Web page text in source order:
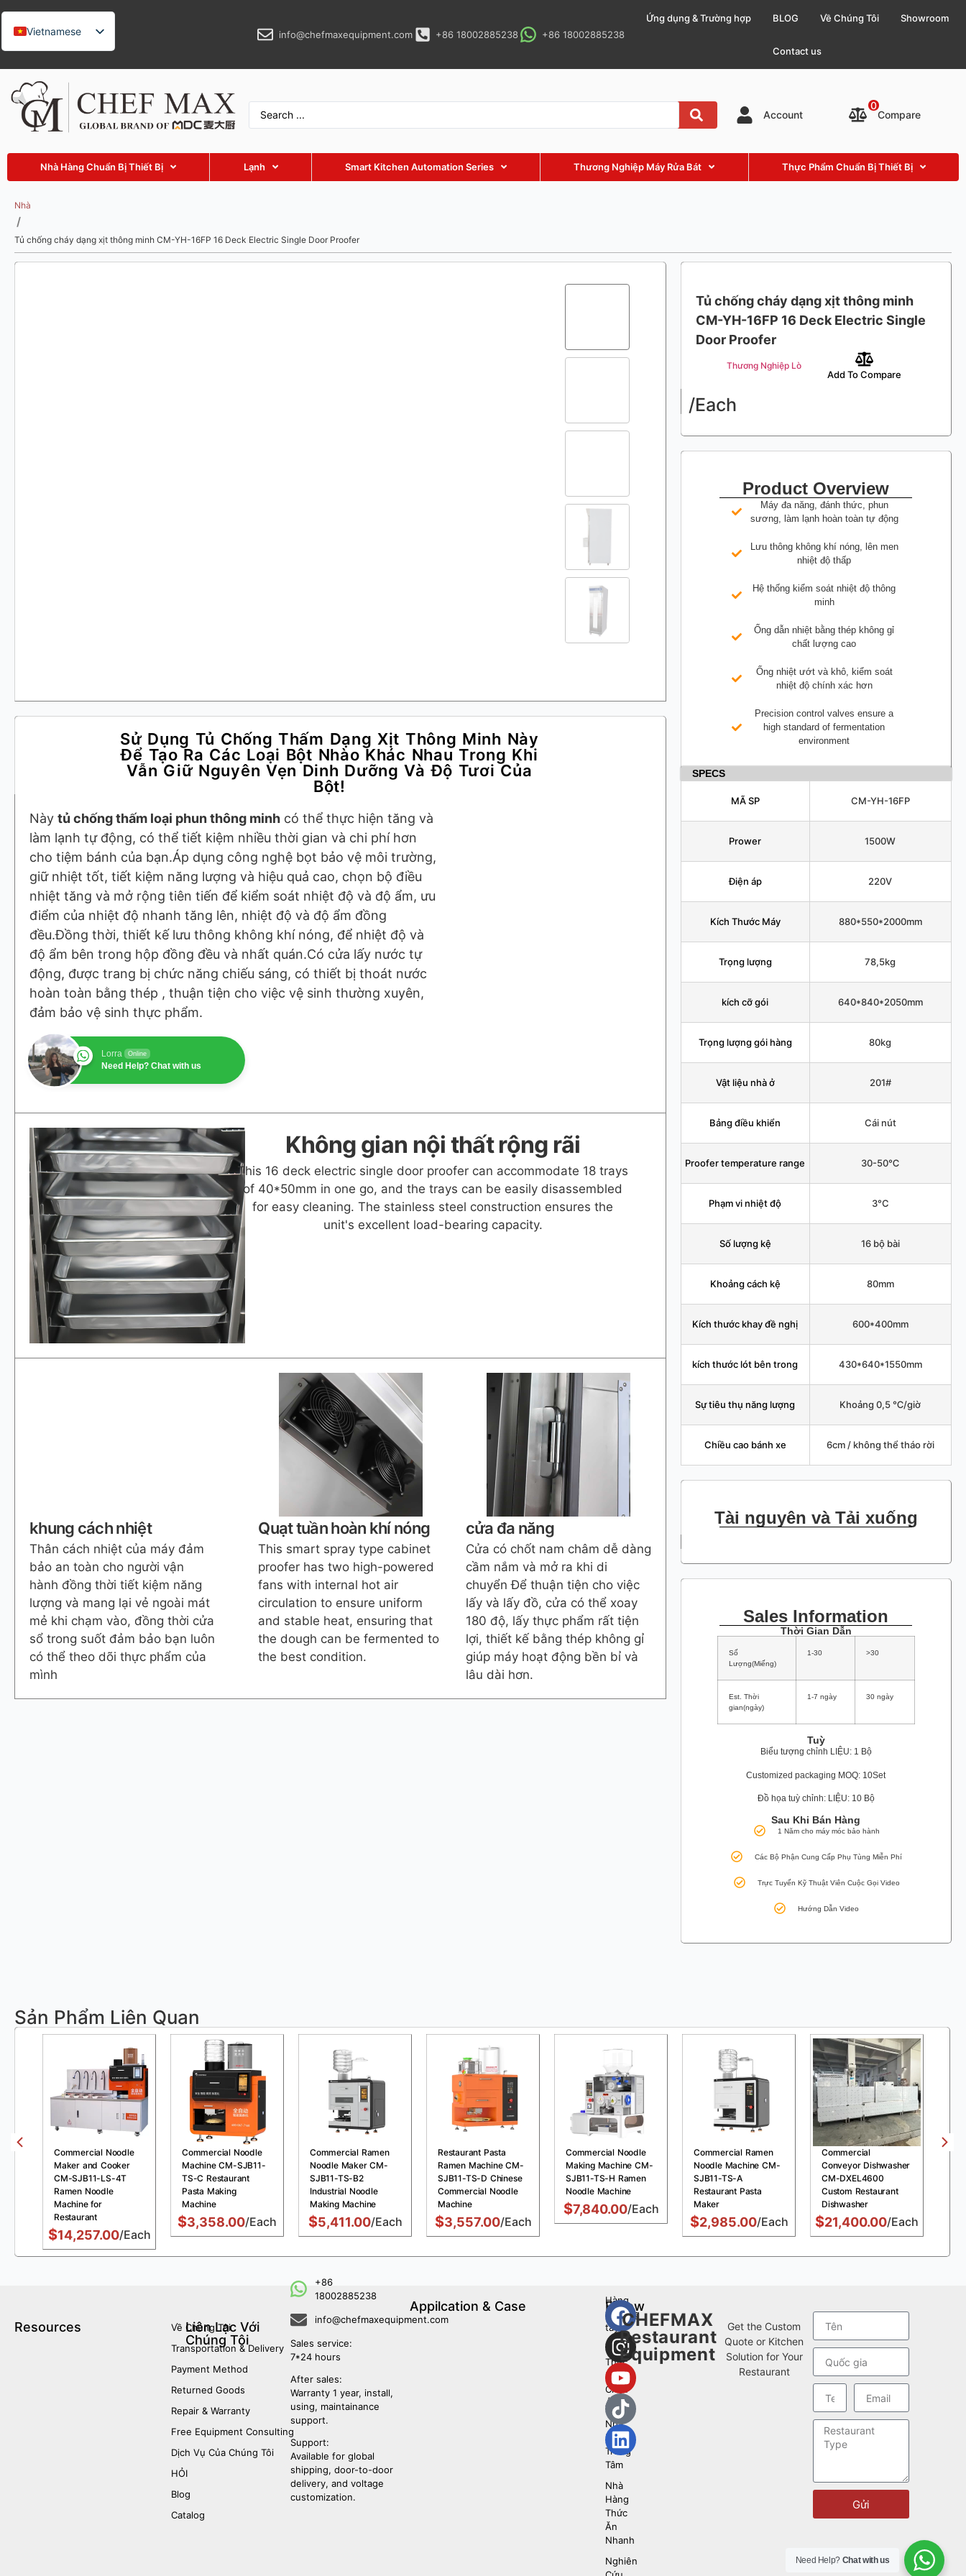
Vietnamese
English
German
French
Spanish
Arabic
Indonesian
info@chefmaxequipment.com +86 18002885238 +86 18002885238
Ứng dụng & Trường hợp BLOG Về Chúng Tôi Showroom
Contact us
Account Compare
0
Nhà Hàng Chuẩn Bị Thiết Bị Lạnh Smart Kitchen Automation Series Thương Nghiệp Máy Rửa Bát Thực Phẩm Chuẩn Bị Thiết Bị
Nhà
/
Tủ chống cháy dạng xịt thông minh CM-YH-16FP 16 Deck Electric Single Door Proofer
Sử Dụng Tủ Chống Thấm Dạng Xịt Thông Minh Này
Để Tạo Ra Các Loại Bột Nhào Khác Nhau Trong Khi
Vẫn Giữ Nguyên Vẹn Dinh Dưỡng Và Độ Tươi Của
Bột!
Này tủ chống thấm loại phun thông minh có thể thực hiện tăng và
làm lạnh tự động, có thể tiết kiệm nhiều thời gian và chi phí hơn
cho tiệm bánh của bạn.Áp dụng công nghệ bọt bảo vệ môi trường,
giữ nhiệt tốt, tiết kiệm năng lượng và hiệu quả cao, chọn bộ điều
nhiệt tăng và mở rộng tiên tiến để kiểm soát nhiệt độ và độ ẩm, ưu
điểm của nhiệt độ nhanh tăng lên, nhiệt độ và độ ẩm đồng
đều.Đồng thời, thiết kế lưu thông không khí nóng, để nhiệt độ và
độ ẩm bên trong hộp đồng đều và nhất quán.Có cửa lấy nước tự
động, được trang bị chức năng chiếu sáng, có thiết bị thoát nước
hoàn toàn bằng thép , thuận tiện cho việc vệ sinh thường xuyên,
đảm bảo vệ sinh thực phẩm.
Lorra Online
Need Help? Chat with us
Không gian nội thất rộng rãi
This 16 deck electric single door proofer can accommodate 18 trays
of 40*50mm in one go, and the trays can be easily disassembled
for easy cleaning. The stainless steel construction ensures the
unit's excellent load-bearing capacity.
khung cách nhiệt
Thân cách nhiệt của máy đảm
bảo an toàn cho người vận
hành đồng thời tiết kiệm năng
lượng và mang lại vẻ ngoài mát
mẻ khi chạm vào, đồng thời cửa
sổ trong suốt đảm bảo bạn luôn
có thể theo dõi thực phẩm của
mình
Quạt tuần hoàn khí nóng
This smart spray type cabinet
proofer has two high-powered
fans with internal hot air
circulation to ensure uniform
and stable heat, ensuring that
the dough can be fermented to
the best condition.
cửa đa năng
Cửa có chốt nam châm dễ dàng
cầm nắm và mở ra khi di
chuyển Để thuận tiện cho việc
lấy và lấy đồ, cửa có thể xoay
180 độ, lấy thực phẩm rất tiện
lợi, thiết kế bằng thép không gỉ
giúp máy hoạt động bền bỉ và
lâu dài hơn.
Tủ chống cháy dạng xịt thông minh
CM-YH-16FP 16 Deck Electric Single
Door Proofer
Thương Nghiệp Lò
Add To Compare
/Each
Product Overview
Máy đa năng, đánh thức, phun
sương, làm lạnh hoàn toàn tự động
Lưu thông không khí nóng, lên men
nhiệt độ thấp
Hệ thống kiểm soát nhiệt độ thông
minh
Ống dẫn nhiệt bằng thép không gỉ
chất lượng cao
Ống nhiệt ướt và khô, kiểm soát
nhiệt độ chính xác hơn
Precision control valves ensure a
high standard of fermentation
environment
SPECS
MÃ SP CM-YH-16FP
Prower 1500W
Điện áp 220V
Kích Thước Máy 880*550*2000mm
Trọng lượng 78,5kg
kích cỡ gói 640*840*2050mm
Trọng lượng gói hàng 80kg
Vật liệu nhà ở 201#
Bảng điều khiển Cái nút
Proofer temperature range 30-50℃
Phạm vi nhiệt độ 3°C
Số lượng kệ 16 bộ bài
Khoảng cách kệ 80mm
Kích thước khay đề nghị 600*400mm
kích thước lót bên trong 430*640*1550mm
Sự tiêu thụ năng lượng Khoảng 0,5 ℃/giờ
Chiều cao bánh xe 6cm / không thể tháo rời
Tài nguyên và Tải xuống
Sales Information
Thời Gian Dẫn
Số
Lượng(Miếng)
1-30 >30
Est. Thời
gian(ngày)
1-7 ngày 30 ngày
Tuỳ
Biểu tượng chỉnh LIỆU: 1 Bộ
Customized packaging MOQ: 10Set
Đồ họa tuỳ chỉnh: LIỆU: 10 Bộ
Sau Khi Bán Hàng
1 Năm cho máy móc bảo hành
Các Bộ Phận Cung Cấp Phụ Tùng Miễn Phí
Trực Tuyến Kỹ Thuật Viên Cuộc Gọi Video
Hướng Dẫn Video
Sản Phẩm Liên Quan
Commercial Noodle
Maker and Cooker
CM-SJB11-LS-4T
Ramen Noodle
Machine for
Restaurant
$14,257.00/Each
Commercial Noodle
Machine CM-SJB11-
TS-C Restaurant
Pasta Making
Machine
$3,358.00/Each
Commercial Ramen
Noodle Maker CM-
SJB11-TS-B2
Industrial Noodle
Making Machine
$5,411.00/Each
Restaurant Pasta
Ramen Machine CM-
SJB11-TS-D Chinese
Commercial Noodle
Machine
$3,557.00/Each
Commercial Noodle
Making Machine CM-
SJB11-TS-H Ramen
Noodle Machine
$7,840.00/Each
Commercial Ramen
Noodle Machine CM-
SJB11-TS-A
Restaurant Pasta
Maker
$2,985.00/Each
Commercial
Conveyor Dishwasher
CM-DXEL4600
Custom Restaurant
Dishwasher
$21,400.00/Each
Resources
Về Chúng Tôi
Transportation & Delivery
Payment Method
Returned Goods
Repair & Warranty
Free Equipment Consulting
Dịch Vụ Của Chúng Tôi
HỎI
Blog
Catalog
Liên Lạc Với
Chúng Tôi
+86
18002885238
info@chefmaxequipment.com
Sales service:
7*24 hours
After sales:
Warranty 1 year, install,
using, maintainance
support.
Support:
Available for global
shipping, door-to-door
delivery, and voltage
customization.
Appilcation & Case
Hàng
phương
tây
Hàng
Thực
Phẩm
Châu
Á
Nhà
Bếp
Trung
Tâm
Nhà
Hàng
Thức
Ăn
Nhanh
Nghiên
Follow
UsCHEFMAX
Restaurant
Equipment
Get the Custom
Quote or Kitchen
Solution for Your
Restaurant
Gửi
Need Help? Chat with us